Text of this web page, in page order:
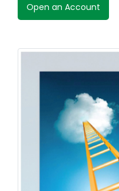
Open an Account